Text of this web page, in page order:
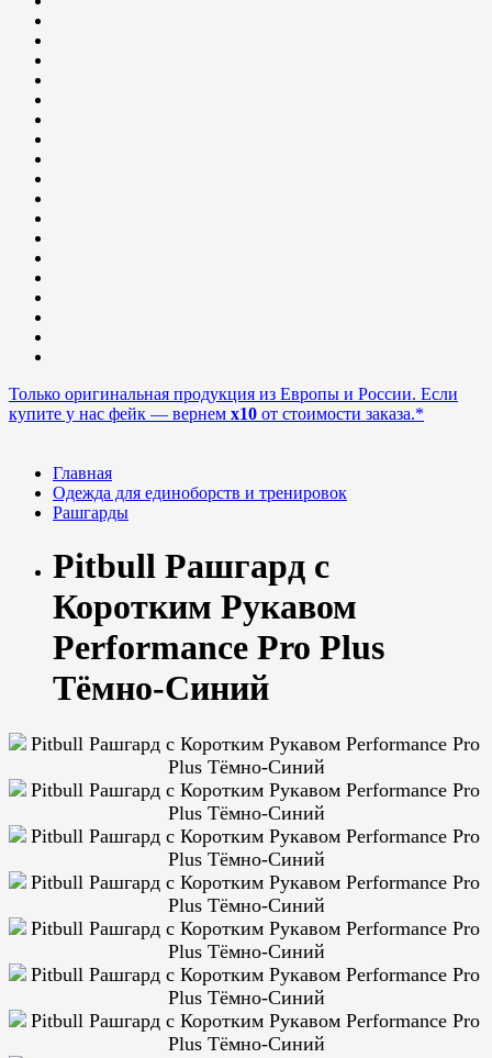
Только оригинальная продукция из Европы и России. Если
купите у нас фейк — вернем x10 от стоимости заказа.*
Главная
Одежда для единоборств и тренировок
Рашгарды
Pitbull Рашгард с
Коротким Рукавом
Performance Pro Plus
Тёмно-Синий